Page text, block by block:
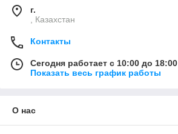
г.
, Казахстан
Контакты
Сегодня работает с 10:00 до 18:00
Показать весь график работы
О нас